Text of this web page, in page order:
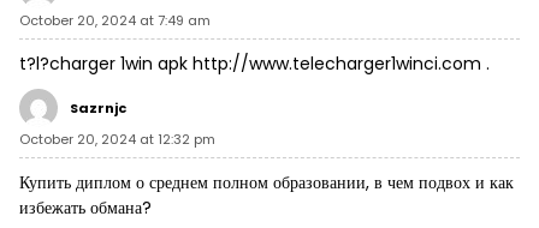
October 20, 2024 at 7:49 am
t?l?charger 1win apk http://www.telecharger1winci.com .
Sazrnjc
October 20, 2024 at 12:32 pm
Купить диплом о среднем полном образовании, в чем подвох и как
избежать обмана?